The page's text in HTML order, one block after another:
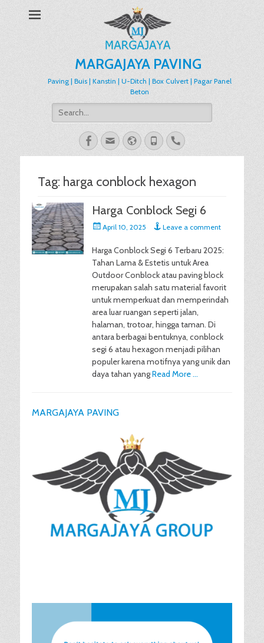
MARGAJAYA PAVING
Paving | Buis | Kanstin | U-Ditch | Box Culvert | Pagar Panel
Beton
Search
for:
Facebook
EmailWebsite
PhoneHandset
Tag: harga conblock hexagon
Harga Conblock Segi 6
PostedApril 10, 2025 Leave a comment
Harga Conblock Segi 6 Terbaru 2025:
Tahan Lama & Estetis untuk Area
Outdoor Conblock atau paving block
merupakan salah satu material favorit
untuk memperkuat dan memperindah
area luar ruangan seperti jalan,
halaman, trotoar, hingga taman. Di
antara berbagai bentuknya, conblock
segi 6 atau hexagon menjadi pilihan
populer karena motifnya yang unik dan
daya tahan yangRead More …
MARGAJAYA PAVING